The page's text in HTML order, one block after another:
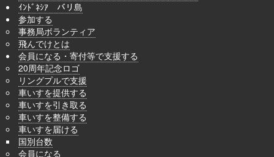
ｲﾝﾄﾞﾈｼｱ バリ島
参加する
事務局ボランティア
飛んでけとは
会員になる・寄付等で支援する
20周年記念ロゴ
リングプルで支援
車いすを提供する
車いすを引き取る
車いすを整備する
車いすを届ける
国別台数
会員になる